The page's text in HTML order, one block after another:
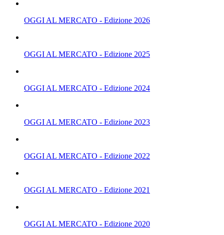
OGGI AL MERCATO - Edizione 2026
OGGI AL MERCATO - Edizione 2025
OGGI AL MERCATO - Edizione 2024
OGGI AL MERCATO - Edizione 2023
OGGI AL MERCATO - Edizione 2022
OGGI AL MERCATO - Edizione 2021
OGGI AL MERCATO - Edizione 2020